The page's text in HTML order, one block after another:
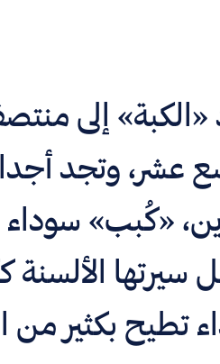
«الكبة» إلى
عشر، وتجد
«كُبب» سوداء
سيرتها
تطيح بكثير من